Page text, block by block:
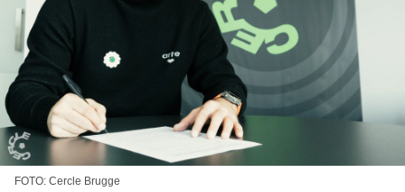
FOTO: Cercle Brugge